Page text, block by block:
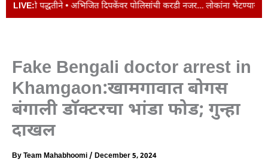
LIVE:पद्धतीने • अभिजित दिपकेंवर पोलिसांची करडी नजर… लोकांना भेटण्यास
Fake Bengali doctor arrest in
Khamgaon:खामगावात बोगस
बंगाली डाॅक्टरचा भांडा फोड; गुन्हा
दाखल
ByTeam Mahabhoomi/ December 5, 2024